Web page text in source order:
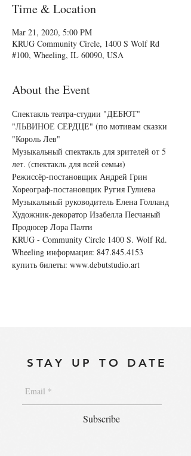
Time & Location
Mar 21, 2020, 5:00 PM
KRUG Community Circle, 1400 S Wolf Rd
#100, Wheeling, IL 60090, USA
About the Event
Спектакль театра-студии "ДЕБЮТ"
"ЛЬВИНОЕ СЕРДЦЕ" (по мотивам сказки
"Король Лев"
Музыкальный спектакль для зрителей от 5
лет. (спектакль для всей семьи)
Режиссёр-постановщик Андрей Грин
Хореограф-постановщик Ругия Гулиева
Музыкальный руководитель Елена Голланд
Художник-декоратор Изабелла Песчаный
Прoдюсер Лора Палти
KRUG - Community Circle 1400 S. Wolf Rd.
Wheeling информация: 847.845.4153
купить билеты: www.debutstudio.art
STAY UP TO DATE
Subscribe